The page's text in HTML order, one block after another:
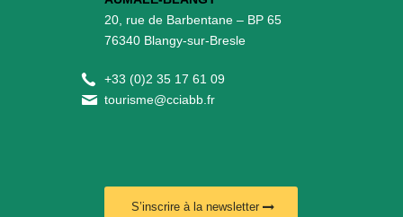
20, rue de Barbentane – BP 65
76340 Blangy-sur-Bresle
+33 (0)2 35 17 61 09
tourisme@cciabb.fr
S’inscrire à la newsletter